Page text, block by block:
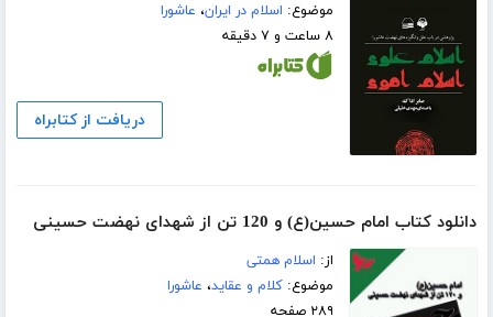
موضوع: اسلام در ایران، عاشورا
۸ ساعت و ۷ دقیقه
دریافت از کتابراه
دانلود کتاب امام حسین(ع) و 120 تن از شهدای نهضت حسینی
از: اسلام همتی
موضوع:کلام و عقاید، عاشورا
۲۸۹ صفحه